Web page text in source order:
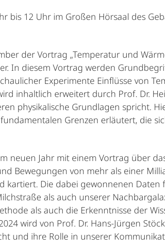
bis 12 Uhr im Großen Hörsaal des
der Vortrag „Temperatur und
In diesem Vortrag werden
Experimente Einflüsse von
inhaltlich erweitert durch Prof. Dr.
physikalische Grundlagen spricht.
Grenzen erläutert, die
neuen Jahr mit einem Vortrag über
Bewegungen von mehr als einer
kartiert. Die dabei gewonnenen Daten
als auch unserer
als auch die Erkenntnisse der
wird von Prof. Dr. Hans-Jürgen
und ihre Rolle in unserer